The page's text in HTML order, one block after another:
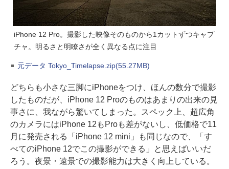
iPhone 12 Pro。撮影した映像そのものから1カットずつキャプ
チャ。明るさと明瞭さが全く異なる点に注目
元データ Tokyo_Timelapse.zip(55.27MB)
どちらも小さな三脚にiPhoneをつけ、ほんの数分で撮影
したものだが、iPhone 12 Proのものはあまりの出来の見
事さに、我ながら驚いてしまった。スペック上、超広角
のカメラにはiPhone 12もProも差がないし、低価格で11
月に発売される「iPhone 12 mini」も同じなので、「す
べてのiPhone 12でこの撮影ができる」と思えばいいだ
ろう。夜景・遠景での撮影能力は大きく向上している。